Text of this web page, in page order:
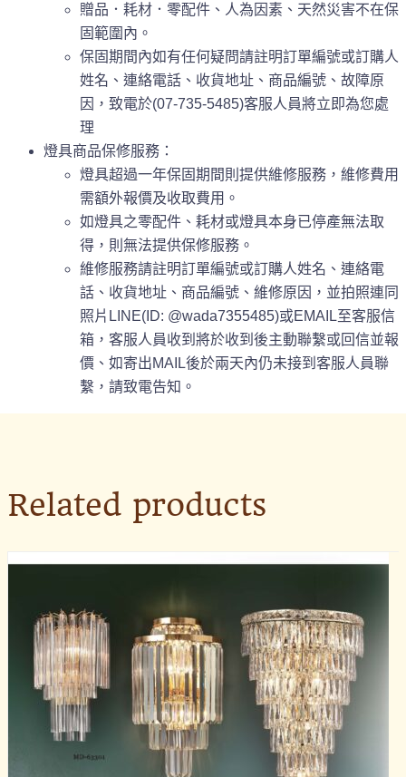
贈品．耗材．零配件、人為因素、天然災害不在保
固範圍內。
保固期間內如有任何疑問請註明訂單編號或訂購人
姓名、連絡電話、收貨地址、商品編號、故障原
因，致電於(07-735-5485)客服人員將立即為您處
理
燈具商品保修服務：
燈具超過一年保固期間則提供維修服務，維修費用
需額外報價及收取費用。
如燈具之零配件、耗材或燈具本身已停產無法取
得，則無法提供保修服務。
維修服務請註明訂單編號或訂購人姓名、連絡電
話、收貨地址、商品編號、維修原因，並拍照連同
照片LINE(ID: @wada7355485)或EMAIL至客服信
箱，客服人員收到將於收到後主動聯繫或回信並報
價、如寄出MAIL後於兩天內仍未接到客服人員聯
繫，請致電告知。
Related products